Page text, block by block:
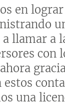
en
llamar a
con
una